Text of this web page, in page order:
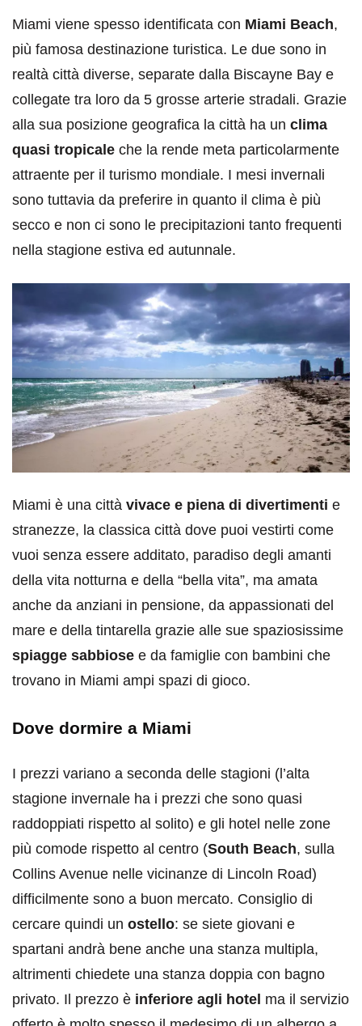
Miami viene spesso identificata con Miami Beach,
più famosa destinazione turistica. Le due sono in
realtà città diverse, separate dalla Biscayne Bay e
collegate tra loro da 5 grosse arterie stradali. Grazie
alla sua posizione geografica la città ha un clima
quasi tropicale che la rende meta particolarmente
attraente per il turismo mondiale. I mesi invernali
sono tuttavia da preferire in quanto il clima è più
secco e non ci sono le precipitazioni tanto frequenti
nella stagione estiva ed autunnale.
Miami è una città vivace e piena di divertimenti e
stranezze, la classica città dove puoi vestirti come
vuoi senza essere additato, paradiso degli amanti
della vita notturna e della “bella vita”, ma amata
anche da anziani in pensione, da appassionati del
mare e della tintarella grazie alle sue spaziosissime
spiagge sabbiose e da famiglie con bambini che
trovano in Miami ampi spazi di gioco.
Dove dormire a Miami
I prezzi variano a seconda delle stagioni (l’alta
stagione invernale ha i prezzi che sono quasi
raddoppiati rispetto al solito) e gli hotel nelle zone
più comode rispetto al centro (South Beach, sulla
Collins Avenue nelle vicinanze di Lincoln Road)
difficilmente sono a buon mercato. Consiglio di
cercare quindi un ostello: se siete giovani e
spartani andrà bene anche una stanza multipla,
altrimenti chiedete una stanza doppia con bagno
privato. Il prezzo è inferiore agli hotel ma il servizio